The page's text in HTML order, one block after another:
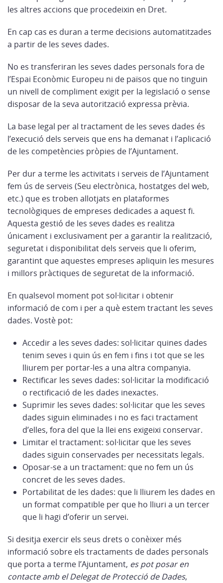
les altres accions que procedeixin en Dret.
En cap cas es duran a terme decisions automatitzades
a partir de les seves dades.
No es transferiran les seves dades personals fora de
l’Espai Econòmic Europeu ni de països que no tinguin
un nivell de compliment exigit per la legislació o sense
disposar de la seva autorització expressa prèvia.
La base legal per al tractament de les seves dades és
l’execució dels serveis que ens ha demanat i l’aplicació
de les competències pròpies de l’Ajuntament.
Per dur a terme les activitats i serveis de l’Ajuntament
fem ús de serveis (Seu electrònica, hostatges del web,
etc.) que es troben allotjats en plataformes
tecnològiques de empreses dedicades a aquest fi.
Aquesta gestió de les seves dades es realitza
únicament i exclusivament per a garantir la realització,
seguretat i disponibilitat dels serveis que li oferim,
garantint que aquestes empreses apliquin les mesures
i millors pràctiques de seguretat de la informació.
En qualsevol moment pot sol·licitar i obtenir
informació de com i per a què estem tractant les seves
dades. Vostè pot:
Accedir a les seves dades: sol·licitar quines dades
tenim seves i quin ús en fem i fins i tot que se les
lliurem per portar-les a una altra companyia.
Rectificar les seves dades: sol·licitar la modificació
o rectificació de les dades inexactes.
Suprimir les seves dades: sol·licitar que les seves
dades siguin eliminades i no es faci tractament
d’elles, fora del que la llei ens exigeixi conservar.
Limitar el tractament: sol·licitar que les seves
dades siguin conservades per necessitats legals.
Oposar-se a un tractament: que no fem un ús
concret de les seves dades.
Portabilitat de les dades: que li lliurem les dades en
un format compatible per que ho lliuri a un tercer
que li hagi d’oferir un servei.
Si desitja exercir els seus drets o conèixer més
informació sobre els tractaments de dades personals
que porta a terme l’Ajuntament, es pot posar en
contacte amb el Delegat de Protecció de Dades,